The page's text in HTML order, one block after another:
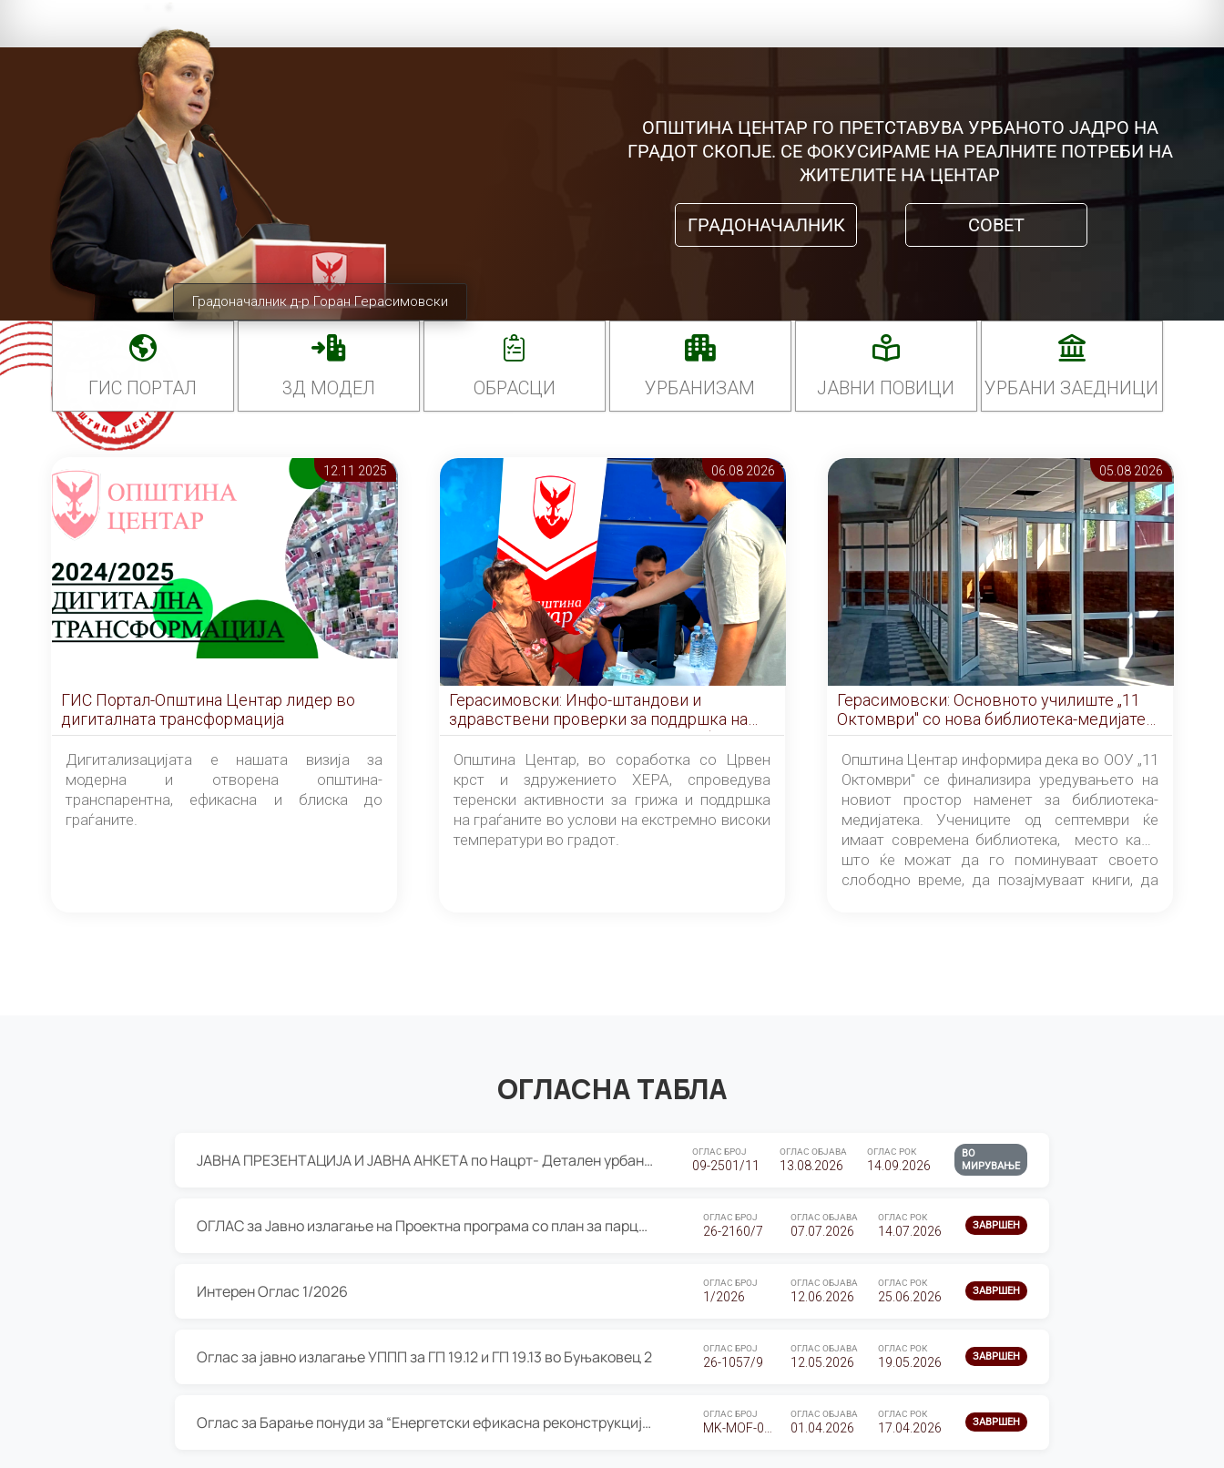
Градоначалник д-р Горан Герасимовски
ОПШТИНА ЦЕНТАР ГО ПРЕТСТАВУВА УРБАНОТО ЈАДРО НА
ГРАДОТ СКОПЈЕ. СЕ ФОКУСИРАМЕ НА РЕАЛНИТЕ ПОТРЕБИ НА
ЖИТЕЛИТЕ НА ЦЕНТАР
ГРАДОНАЧАЛНИК СОВЕТ
ГИС ПОРТАЛ 3Д МОДЕЛ ОБРАСЦИ УРБАНИЗАМ ЈАВНИ ПОВИЦИ УРБАНИ ЗАЕДНИЦИ
12.11 2025
ГИС Портал-Општина Центар лидер во
дигиталната трансформација
Дигитализацијата е нашата визија за
модерна и отворена општина-
транспарентна, ефикасна и блиска до
граѓаните.
06.08 2026
Герасимовски: Инфо-штандови и
здравствени проверки за поддршка на
граѓаните во услови на топлотен бран
Општина Центар, во соработка со Црвен
крст и здружението ХЕРА, спроведува
теренски активности за грижа и поддршка
на граѓаните во услови на екстремно високи
температури во градот.
05.08 2026
Герасимовски: Основното училиште „11
Октомври" со нова библиотека-медијатека
од септември
Општина Центар информира дека во ООУ „11
Октомври" се финализира уредувањето на
новиот простор наменет за библиотека-
медијатека. Учениците од септември ќе
имаат современа библиотека, место каде
што ќе можат да го поминуваат своето
слободно време, да позајмуваат книги, да
ОГЛАСНА ТАБЛА
ЈАВНА ПРЕЗЕНТАЦИЈА И ЈАВНА АНКЕТА по Нацрт- Детален урбанистички план Градска четврт Ј 05- Барутана, Општина Центар- Скопје, плански период 2025-2030 ОГЛАС БРОЈ
09-2501/11
ОГЛАС ОБЈАВА
13.08.2026
ОГЛАС РОК
14.09.2026
ВО
МИРУВАЊЕ
ОГЛАС за Јавно излагање на Проектна програма со план за парцелација за Урбанистички проект со план за парцелација за спојување на ГП 20.12 и ГП 20.37 од Изменување и дополнување на Детален урбанистички план Буњаковец 2, Општина Центар – Скопје ОГЛАС БРОЈ
26-2160/7
ОГЛАС ОБЈАВА
07.07.2026
ОГЛАС РОК
14.07.2026 ЗАВРШЕН
Интерен Оглас 1/2026 ОГЛАС БРОЈ
1/2026
ОГЛАС ОБЈАВА
12.06.2026
ОГЛАС РОК
25.06.2026 ЗАВРШЕН
Оглас за јавно излагање УППП за ГП 19.12 и ГП 19.13 во Буњаковец 2 ОГЛАС БРОЈ
26-1057/9
ОГЛАС ОБЈАВА
12.05.2026
ОГЛАС РОК
19.05.2026 ЗАВРШЕН
Оглас за Барање понуди за “Енергетски ефикасна реконструкција на објектот ООУ „Св. Кирил и Методиј" ОГЛАС БРОЈ ОГЛАС ОБЈАВА
01.04.2026
ОГЛАС РОК
17.04.2026 ЗАВРШЕН